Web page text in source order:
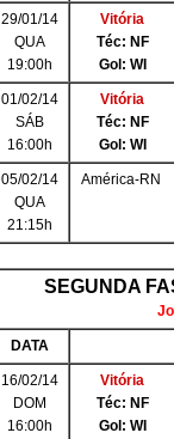
29/01/14
QUA
19:00h
Vitória
Téc: NF
Gol: WI
01/02/14
SÁB
16:00h
Vitória
Téc: NF
Gol: WI
05/02/14
QUA
21:15h
América-RN
SEGUNDA
DATA
16/02/14
DOM
16:00h
Vitória
Téc: NF
Gol: WI